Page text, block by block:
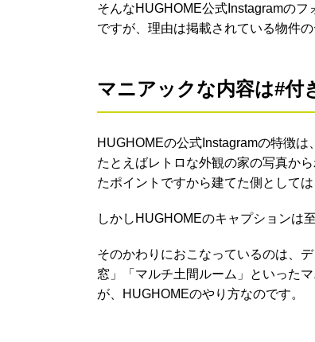
そんなHUGHOME公式Instagramの
ですが、理由は掲載されている物件
マニアックな内容は#付
HUGHOMEの公式Instagramの特徴は
たとえばレトロな外観の家の写真か
たポイントですから建てた側として
しかしHUGHOMEのキャプションは
そのかわりにおこなっているのは、
窓」「マルチ土間ルーム」といった
が、HUGHOMEのやり方なのです。